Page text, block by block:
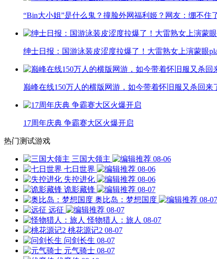
“Bin大小姐”是什么鬼？撞脸外网福利姬？网友：绷不住
绅士日报：国游泳装皮涩度拉爆了！大雷熟女上演蒙眼
巅峰在线150万人的横版网游，如今带着怀旧服又杀回来
17周年庆典 争霸赛大区火爆开启
热门测试游戏
三国大领主
08-06
七日世界
08-06
失控进化
08-06
诡影藏锋
08-07
奥比岛：梦想国度
08-07
远征
08-07
怪物猎人：旅人 08-07
桃花源记2 08-07
问剑长生 08-07
元气骑士 08-07